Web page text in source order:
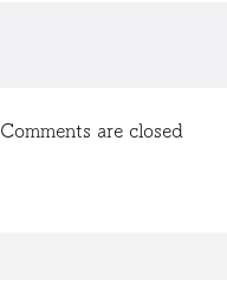
Comments are closed